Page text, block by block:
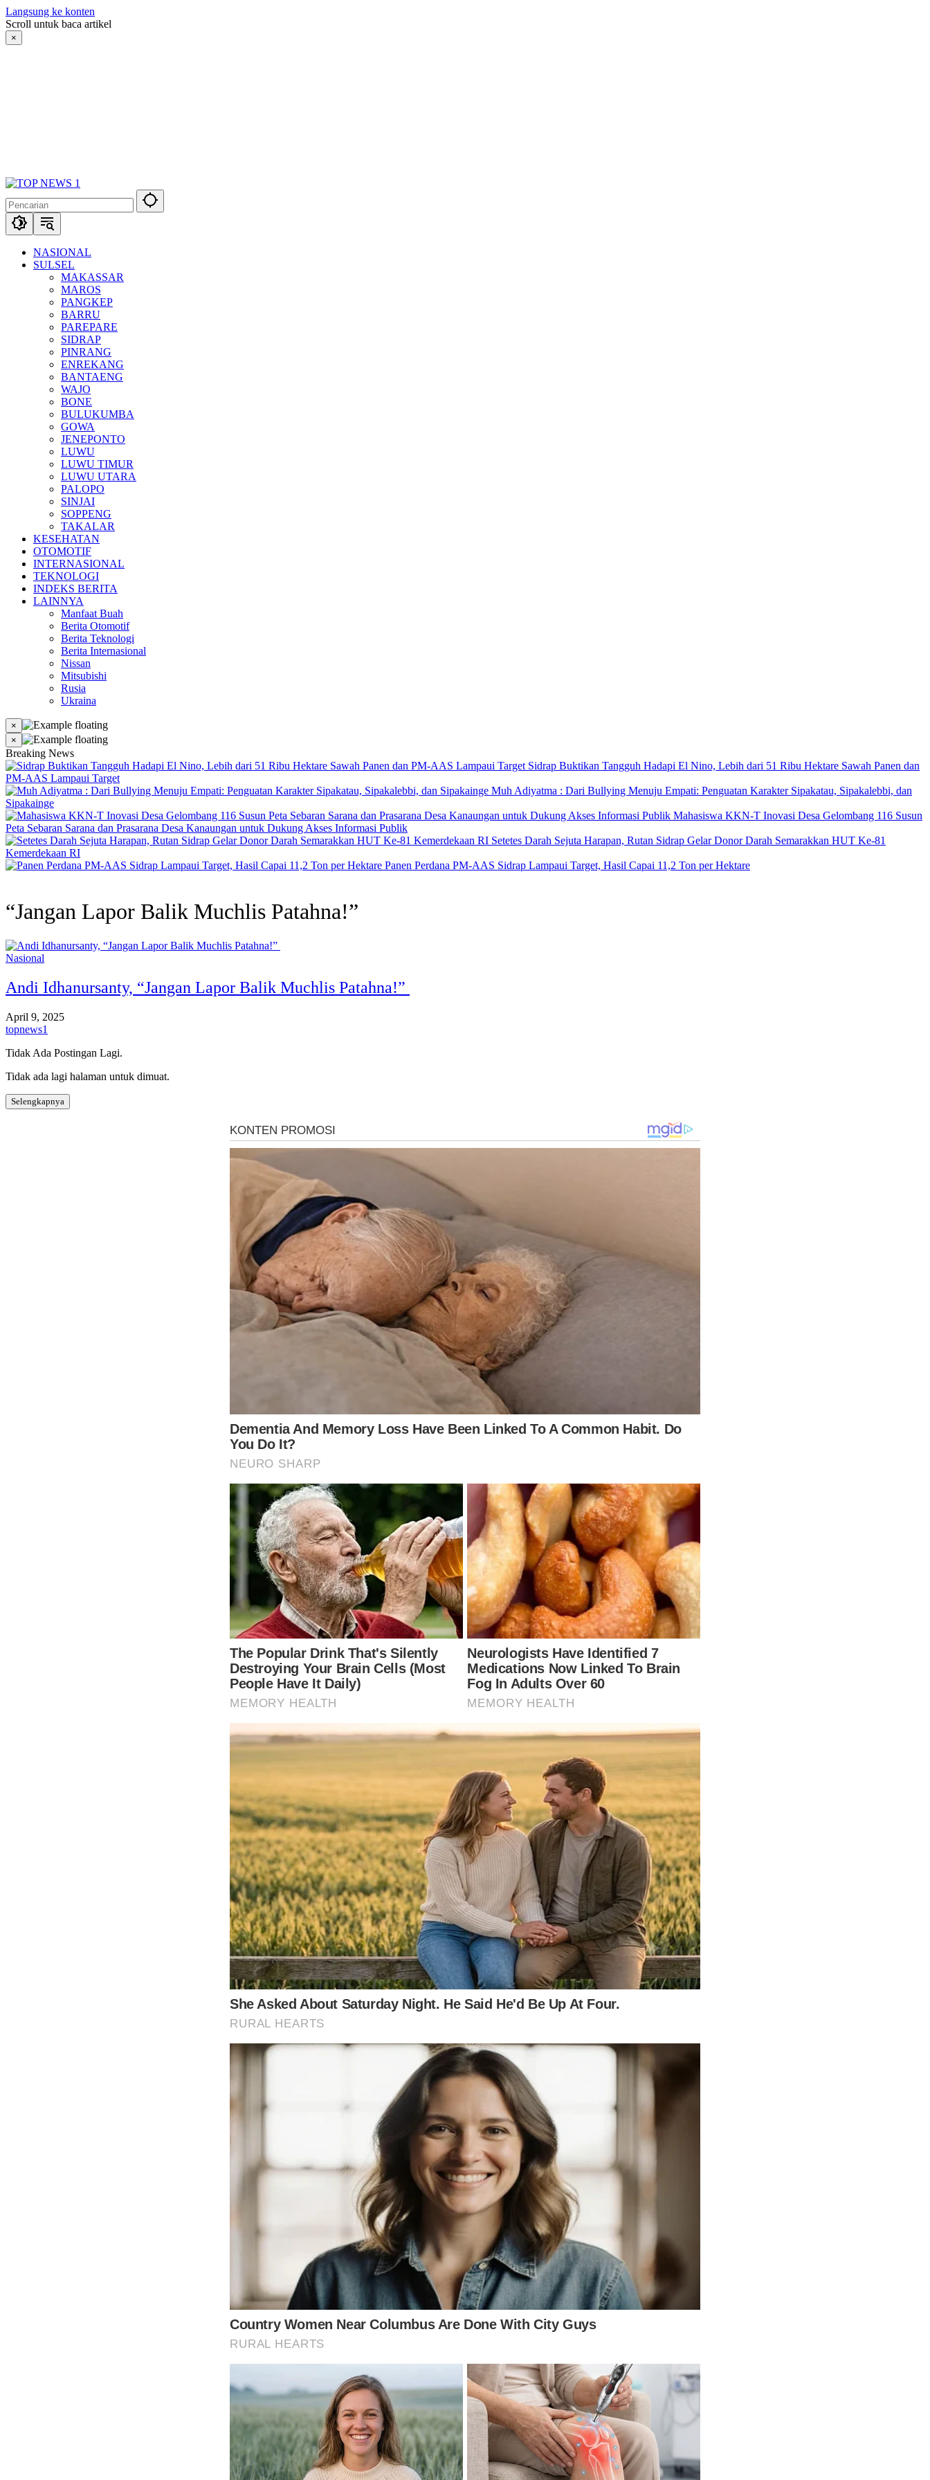
Langsung ke konten
Scroll untuk baca artikel
×
NASIONAL
SULSEL
MAKASSAR
MAROS
PANGKEP
BARRU
PAREPARE
SIDRAP
PINRANG
ENREKANG
BANTAENG
WAJO
BONE
BULUKUMBA
GOWA
JENEPONTO
LUWU
LUWU TIMUR
LUWU UTARA
PALOPO
SINJAI
SOPPENG
TAKALAR
KESEHATAN
OTOMOTIF
INTERNASIONAL
TEKNOLOGI
INDEKS BERITA
LAINNYA
Manfaat Buah
Berita Otomotif
Berita Teknologi
Berita Internasional
Nissan
Mitsubishi
Rusia
Ukraina
×
×
Breaking News
Sidrap Buktikan Tangguh Hadapi El Nino, Lebih dari 51 Ribu Hektare Sawah Panen dan
PM-AAS Lampaui Target
Muh Adiyatma : Dari Bullying Menuju Empati: Penguatan Karakter Sipakatau, Sipakalebbi, dan
Sipakainge
Mahasiswa KKN-T Inovasi Desa Gelombang 116 Susun
Peta Sebaran Sarana dan Prasarana Desa Kanaungan untuk Dukung Akses Informasi Publik
Setetes Darah Sejuta Harapan, Rutan Sidrap Gelar Donor Darah Semarakkan HUT Ke-81
Kemerdekaan RI
Panen Perdana PM-AAS Sidrap Lampaui Target, Hasil Capai 11,2 Ton per Hektare
“Jangan Lapor Balik Muchlis Patahna!”
Nasional
Andi Idhanursanty, “Jangan Lapor Balik Muchlis Patahna!”
April 9, 2025
topnews1
Tidak Ada Postingan Lagi.
Tidak ada lagi halaman untuk dimuat.
Selengkapnya